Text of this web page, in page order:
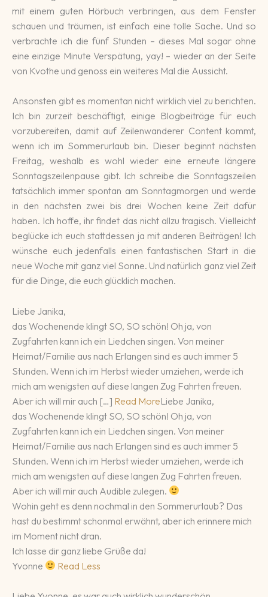
mit einem guten Hörbuch verbringen, aus dem Fenster
schauen und träumen, ist einfach eine tolle Sache. Und so
verbrachte ich die fünf Stunden – dieses Mal sogar ohne
eine einzige Minute Verspätung, yay! – wieder an der Seite
von Kvothe und genoss ein weiteres Mal die Aussicht.
Ansonsten gibt es momentan nicht wirklich viel zu berichten.
Ich bin zurzeit beschäftigt, einige Blogbeiträge für euch
vorzubereiten, damit auf Zeilenwanderer Content kommt,
wenn ich im Sommerurlaub bin. Dieser beginnt nächsten
Freitag, weshalb es wohl wieder eine erneute längere
Sonntagszeilenpause gibt. Ich schreibe die Sonntagszeilen
tatsächlich immer spontan am Sonntagmorgen und werde
in den nächsten zwei bis drei Wochen keine Zeit dafür
haben. Ich hoffe, ihr findet das nicht allzu tragisch. Vielleicht
beglücke ich euch stattdessen ja mit anderen Beiträgen! Ich
wünsche euch jedenfalls einen fantastischen Start in die
neue Woche mit ganz viel Sonne. Und natürlich ganz viel Zeit
für die Dinge, die euch glücklich machen.
Liebe Janika,
das Wochenende klingt SO, SO schön! Oh ja, von
Zugfahrten kann ich ein Liedchen singen. Von meiner
Heimat/Familie aus nach Erlangen sind es auch immer 5
Stunden. Wenn ich im Herbst wieder umziehen, werde ich
mich am wenigsten auf diese langen Zug Fahrten freuen.
Aber ich will mir auch […] Read MoreLiebe Janika,
das Wochenende klingt SO, SO schön! Oh ja, von
Zugfahrten kann ich ein Liedchen singen. Von meiner
Heimat/Familie aus nach Erlangen sind es auch immer 5
Stunden. Wenn ich im Herbst wieder umziehen, werde ich
mich am wenigsten auf diese langen Zug Fahrten freuen.
Aber ich will mir auch Audible zulegen.
Wohin geht es denn nochmal in den Sommerurlaub? Das
hast du bestimmt schonmal erwähnt, aber ich erinnere mich
im Moment nicht dran.
Ich lasse dir ganz liebe Grüße da!
Yvonne
Read Less